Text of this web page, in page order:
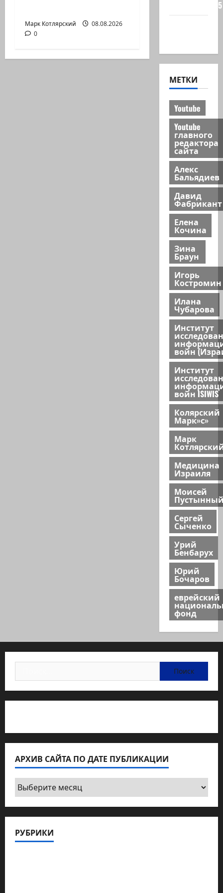
Марк Котлярский
08.08.2026
0
сайта 2025
МЕТКИ
Youtube
Youtube
главного
редактора
сайта
Алекс
Бальядиев
Давид
Фабрикант
Елена
Кочина
Зина
Браун
Игорь
Костромин
Илана
Чубарова
Институт
войн
Институт
войн ISIWIS
Колярский
Марк»с»
Марк
Медицина
Израиля
Моисей
Сергей
Сыченко
Урий
Бенбарух
Юрий
Бочаров
еврейский
фонд
АРХИВ САЙТА ПО ДАТЕ ПУБЛИКАЦИИ
Архив
сайта
по
публикации
РУБРИКИ